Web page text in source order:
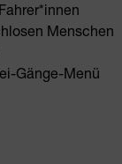
Menschen
Gänge-Menü